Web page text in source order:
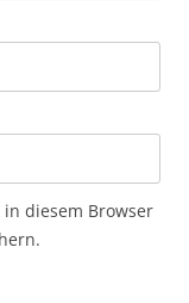
diesem Browser